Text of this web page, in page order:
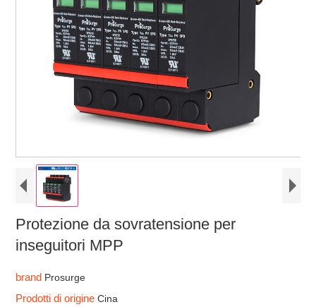
Protezione da sovratensione per
inseguitori MPP
brand Prosurge
Prodotti di origineCina